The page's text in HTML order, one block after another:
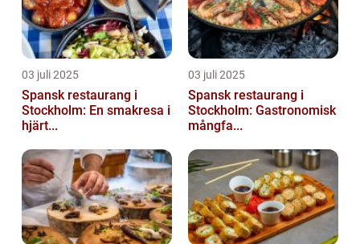
03 juli 2025
Spansk restaurang i
Stockholm: En smakresa i
hjärt...
03 juli 2025
Spansk restaurang i
Stockholm: Gastronomisk
mångfa...